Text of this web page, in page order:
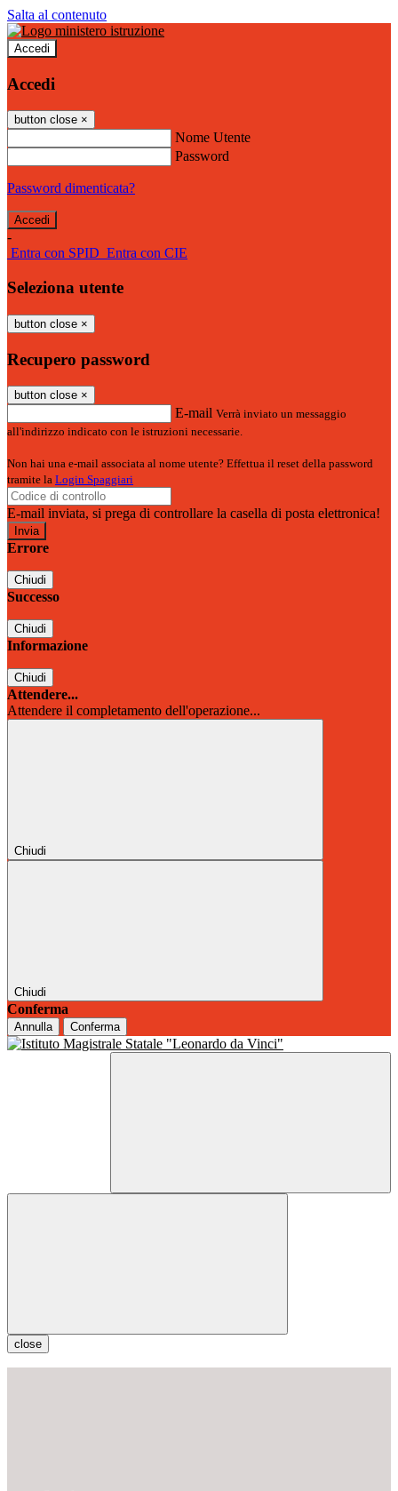
Salta al contenuto
Accedi
Accedi
button close ×
Nome Utente
Password
Password dimenticata?
-
Entra con SPID Entra con CIE
Seleziona utente
button close ×
Recupero password
button close ×
E-mail Verrà inviato un messaggio
all'indirizzo indicato con le istruzioni necessarie.
Non hai una e-mail associata al nome utente? Effettua il reset della password
tramite la Login Spaggiari
E-mail inviata, si prega di controllare la casella di posta elettronica!
Errore
Chiudi
Successo
Chiudi
Informazione
Chiudi
Attendere...
Attendere il completamento dell'operazione...
Chiudi
Chiudi
Conferma
Annulla Conferma
close